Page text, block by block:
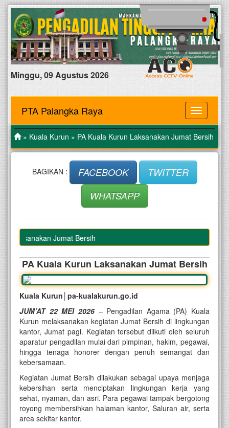
Minggu, 09 Agustus 2026
MENU
PTA Palangka Raya
» Kuala Kurun » PA Kuala Kurun Laksanakan Jumat Bersih
BAGIKAN : FACEBOOK
TWITTER
WHATSAPP
Laksanakan Jumat Bersih
PA Kuala Kurun Laksanakan Jumat Bersih
Kuala Kurun│pa-kualakurun.go.id
JUM’AT 22 MEI 2026 – Pengadilan Agama (PA) Kuala
Kurun melaksanakan kegiatan Jumat Bersih di lingkungan
kantor, Jumat pagi. Kegiatan tersebut diikuti oleh seluruh
aparatur pengadilan mulai dari pimpinan, hakim, pegawai,
hingga tenaga honorer dengan penuh semangat dan
kebersamaan.
Kegiatan Jumat Bersih dilakukan sebagai upaya menjaga
kebersihan serta menciptakan lingkungan kerja yang
sehat, nyaman, dan asri. Para pegawai tampak bergotong
royong membersihkan halaman kantor, Saluran air, serta
area sekitar kantor.